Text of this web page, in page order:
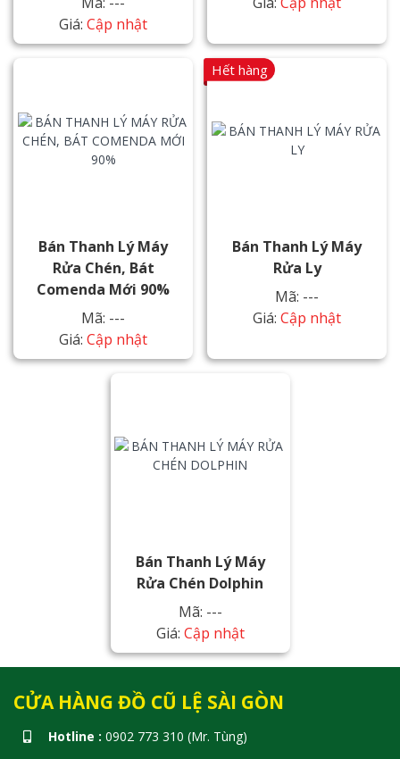
Giá: Cập nhật
Bán Thanh Lý Máy
Rửa Chén, Bát
Comenda Mới 90%
Mã: ---
Giá: Cập nhật
Bán Thanh Lý Máy
Rửa Ly
Mã: ---
Giá: Cập nhật
Hết hàng
Bán Thanh Lý Máy
Rửa Chén Dolphin
Mã: ---
Giá: Cập nhật
CỬA HÀNG ĐỒ CŨ LỆ SÀI GÒN
Hotline : 0902 773 310 (Mr. Tùng)